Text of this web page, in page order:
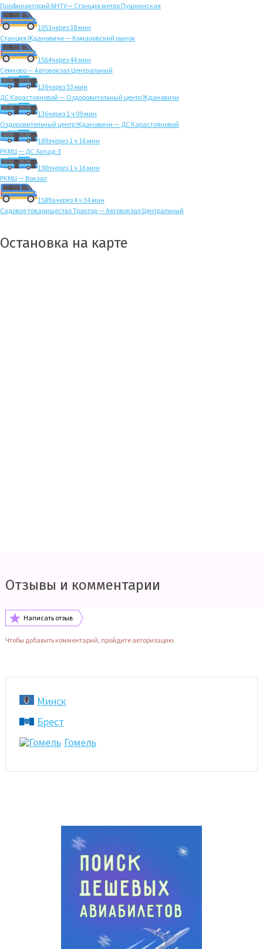
Профилакторий БНТУ— Станция метро Пушкинская
1051через 38 мин
Станция Ждановичи — Комаровский рынок
1564через 44 мин
Сёмково — Автовокзал Центральный
136через 53 мин
ДС Карастояновой — Оздоровительный центр Ждановичи
136через 1 ч 09 мин
Оздоровительный центр Ждановичи — ДС Карастояновой
189эчерез 1 ч 16 мин
РКМЦ — ДС Запад-3
190эчерез 1 ч 16 мин
РКМЦ — Вокзал
1589ачерез 4 ч 34 мин
Садовое товарищество Трактор — Автовокзал Центральный
Остановка на карте
Отзывы и комментарии
Написать отзыв
Чтобы добавить комментарий, пройдите авторизацию.
Минск
Брест
Гомель